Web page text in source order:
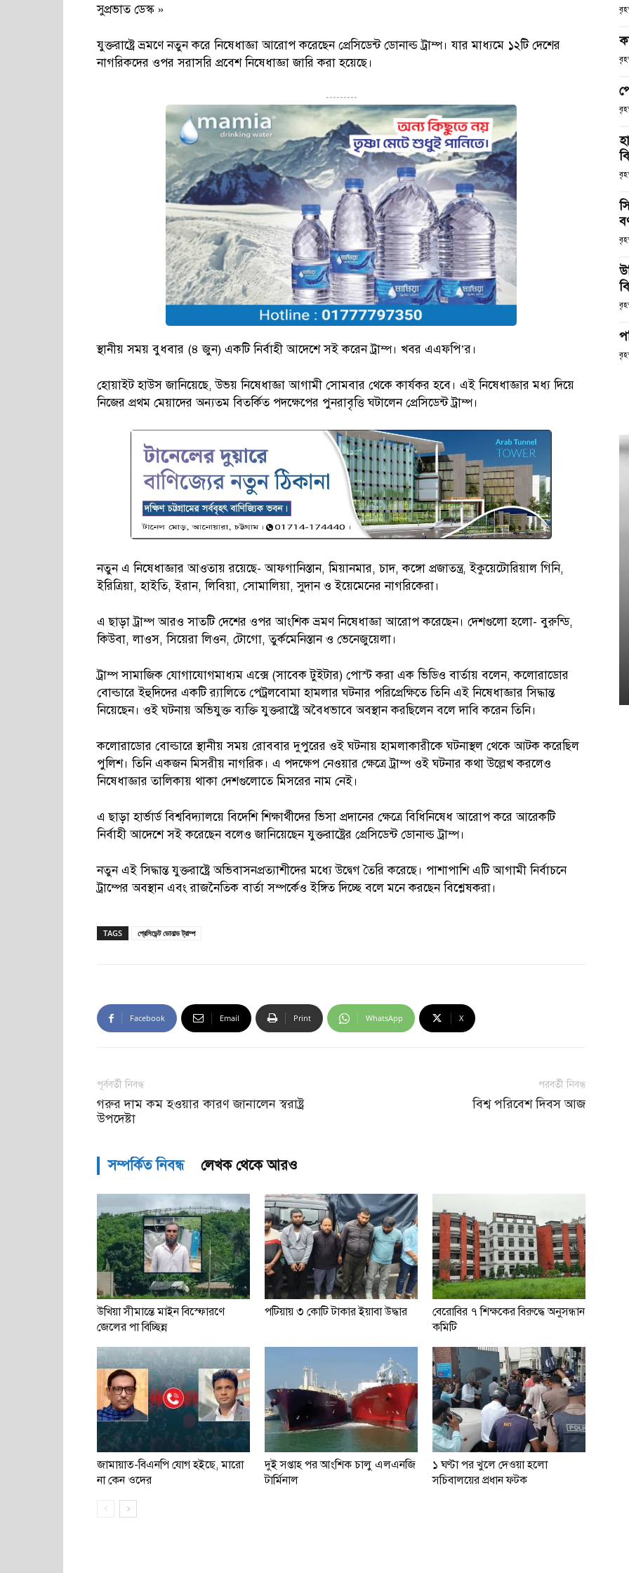
সুপ্রভাত ডেস্ক »
যুক্তরাষ্ট্রে ভ্রমণে নতুন করে নিষেধাজ্ঞা আরোপ করেছেন প্রেসিডেন্ট ডোনাল্ড ট্রাম্প। যার মাধ্যমে ১২টি দেশের
নাগরিকদের ওপর সরাসরি প্রবেশ নিষেধাজ্ঞা জারি করা হয়েছে।
---------
স্থানীয় সময় বুধবার (৪ জুন) একটি নির্বাহী আদেশে সই করেন ট্রাম্প। খবর এএফপি’র।
হোয়াইট হাউস জানিয়েছে, উভয় নিষেধাজ্ঞা আগামী সোমবার থেকে কার্যকর হবে। এই নিষেধাজ্ঞার মধ্য দিয়ে
নিজের প্রথম মেয়াদের অন্যতম বিতর্কিত পদক্ষেপের পুনরাবৃত্তি ঘটালেন প্রেসিডেন্ট ট্রাম্প।
নতুন এ নিষেধাজ্ঞার আওতায় রয়েছে- আফগানিস্তান, মিয়ানমার, চাদ, কঙ্গো প্রজাতন্ত্র, ইকুয়েটোরিয়াল গিনি,
ইরিত্রিয়া, হাইতি, ইরান, লিবিয়া, সোমালিয়া, সুদান ও ইয়েমেনের নাগরিকেরা।
এ ছাড়া ট্রাম্প আরও সাতটি দেশের ওপর আংশিক ভ্রমণ নিষেধাজ্ঞা আরোপ করেছেন। দেশগুলো হলো- বুরুন্ডি,
কিউবা, লাওস, সিয়েরা লিওন, টোগো, তুর্কমেনিস্তান ও ভেনেজুয়েলা।
ট্রাম্প সামাজিক যোগাযোগমাধ্যম এক্সে (সাবেক টুইটার) পোস্ট করা এক ভিডিও বার্তায় বলেন, কলোরাডোর
বোল্ডারে ইহুদিদের একটি র‍্যালিতে পেট্রলবোমা হামলার ঘটনার পরিপ্রেক্ষিতে তিনি এই নিষেধাজ্ঞার সিদ্ধান্ত
নিয়েছেন। ওই ঘটনায় অভিযুক্ত ব্যক্তি যুক্তরাষ্ট্রে অবৈধভাবে অবস্থান করছিলেন বলে দাবি করেন তিনি।
কলোরাডোর বোল্ডারে স্থানীয় সময় রোববার দুপুরের ওই ঘটনায় হামলাকারীকে ঘটনাস্থল থেকে আটক করেছিল
পুলিশ। তিনি একজন মিসরীয় নাগরিক। এ পদক্ষেপ নেওয়ার ক্ষেত্রে ট্রাম্প ওই ঘটনার কথা উল্লেখ করলেও
নিষেধাজ্ঞার তালিকায় থাকা দেশগুলোতে মিসরের নাম নেই।
এ ছাড়া হার্ভার্ড বিশ্ববিদ্যালয়ে বিদেশি শিক্ষার্থীদের ভিসা প্রদানের ক্ষেত্রে বিধিনিষেধ আরোপ করে আরেকটি
নির্বাহী আদেশে সই করেছেন বলেও জানিয়েছেন যুক্তরাষ্ট্রের প্রেসিডেন্ট ডোনাল্ড ট্রাম্প।
নতুন এই সিদ্ধান্ত যুক্তরাষ্ট্রে অভিবাসনপ্রত্যাশীদের মধ্যে উদ্বেগ তৈরি করেছে। পাশাপাশি এটি আগামী নির্বাচনে
ট্রাম্পের অবস্থান এবং রাজনৈতিক বার্তা সম্পর্কেও ইঙ্গিত দিচ্ছে বলে মনে করছেন বিশ্লেষকরা।
TAGS প্রেসিডেন্ট ডোনাল্ড ট্রাম্প
Facebook Email Print WhatsApp X
পূর্ববর্তী নিবন্ধ
গরুর দাম কম হওয়ার কারণ জানালেন স্বরাষ্ট্র
উপদেষ্টা
পরবর্তী নিবন্ধ
বিশ্ব পরিবেশ দিবস আজ
সম্পর্কিত নিবন্ধ লেখক থেকে আরও
উখিয়া সীমান্তে মাইন বিস্ফোরণে
জেলের পা বিচ্ছিন্ন
পটিয়ায় ৩ কোটি টাকার ইয়াবা উদ্ধার
বেরোবির ৭ শিক্ষকের বিরুদ্ধে অনুসন্ধান
কমিটি
জামায়াত-বিএনপি যোগ হইছে, মারো
না কেন ওদের
দুই সপ্তাহ পর আংশিক চালু এলএনজি
টার্মিনাল
১ ঘণ্টা পর খুলে দেওয়া হলো
সচিবালয়ের প্রধান ফটক